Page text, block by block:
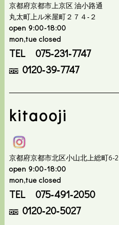
京都府京都市上京区 油小路通
丸太町上ル米屋町２７４‐２
open 9:00-18:00
mon,tue closed
TEL 075‐231‐7747
0120‐39‐7747
kitaooji
京都府京都市北区小山北上総町6-2
open 9:00-18:00
mon,tue closed
TEL 075‐491‐2050
0120‐20‐5027